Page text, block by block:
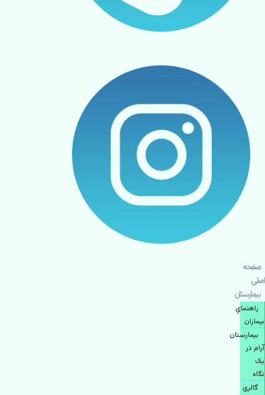
صفحه
اصلی
بيمارستان
راهنماي
بیماران
بیمارستان
آرام در
یک
نگاه
گالری